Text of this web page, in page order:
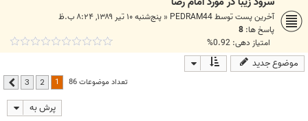
آخرین پست توسطPEDRAM44
« پنج‌شنبه ۱۰ تیر ۱۳۸۹, ۸:۲۴ ب.ظ
پاسخ ها: 8
امتیاز دهی: 0.92%
موضوع جدید
تعداد موضوعات 86 2
3 بعدی
پرش به